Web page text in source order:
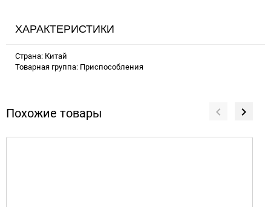
ХАРАКТЕРИСТИКИ
Страна: Китай
Товарная группа: Приспособления
Похожие товары